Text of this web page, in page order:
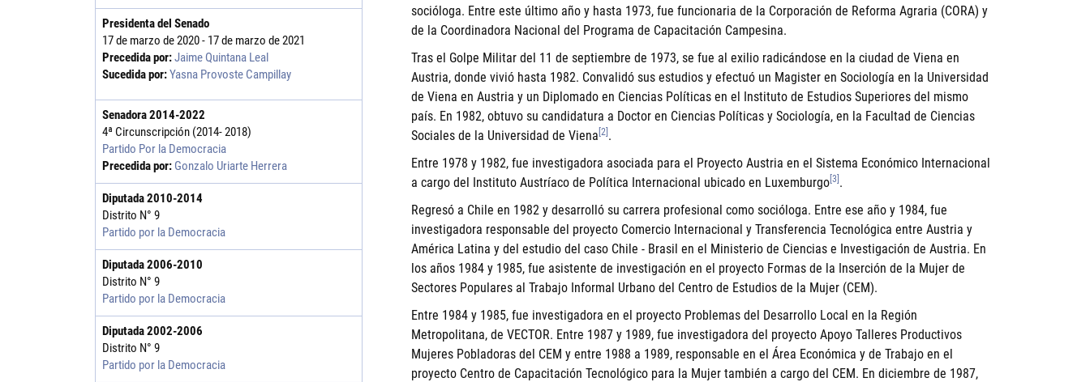
Presidenta del Senado
17 de marzo de 2020 - 17 de marzo de 2021
Precedida por:Jaime Quintana Leal
Sucedida por:Yasna Provoste Campillay
Senadora2014-2022
4ª Circunscripción (2014- 2018)
Partido Por la Democracia
Precedida por: Gonzalo Uriarte Herrera
Diputada2010-2014
Distrito N° 9
Partido por la Democracia
Diputada2006-2010
Distrito N° 9
Partido por la Democracia
Diputada2002-2006
Distrito N° 9
Partido por la Democracia
socióloga. Entre este último año y hasta 1973, fue funcionaria de la Corporación de Reforma Agraria (CORA) y
de la Coordinadora Nacional del Programa de Capacitación Campesina.
Tras el Golpe Militar del 11 de septiembre de 1973, se fue al exilio radicándose en la ciudad de Viena en
Austria, donde vivió hasta 1982. Convalidó sus estudios y efectuó un Magister en Sociología en la Universidad
de Viena en Austria y un Diplomado en Ciencias Políticas en el Instituto de Estudios Superiores del mismo
país. En 1982, obtuvo su candidatura a Doctor en Ciencias Políticas y Sociología, en la Facultad de Ciencias
Sociales de la Universidad de Viena [2] .
Entre 1978 y 1982, fue investigadora asociada para el Proyecto Austria en el Sistema Económico Internacional
a cargo del Instituto Austríaco de Política Internacional ubicado en Luxemburgo [3] .
Regresó a Chile en 1982 y desarrolló su carrera profesional como socióloga. Entre ese año y 1984, fue
investigadora responsable del proyecto Comercio Internacional y Transferencia Tecnológica entre Austria y
América Latina y del estudio del caso Chile - Brasil en el Ministerio de Ciencias e Investigación de Austria. En
los años 1984 y 1985, fue asistente de investigación en el proyecto Formas de la Inserción de la Mujer de
Sectores Populares al Trabajo Informal Urbano del Centro de Estudios de la Mujer (CEM).
Entre 1984 y 1985, fue investigadora en el proyecto Problemas del Desarrollo Local en la Región
Metropolitana, de VECTOR. Entre 1987 y 1989, fue investigadora del proyecto Apoyo Talleres Productivos
Mujeres Pobladoras del CEM y entre 1988 a 1989, responsable en el Área Económica y de Trabajo en el
proyecto Centro de Capacitación Tecnológico para la Mujer también a cargo del CEM. En diciembre de 1987,